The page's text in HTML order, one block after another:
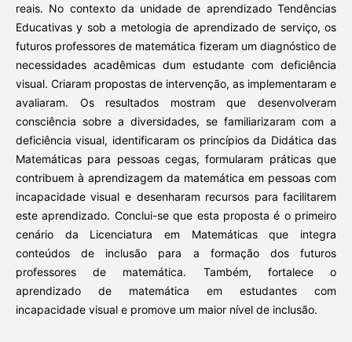
reais. No contexto da unidade de aprendizado Tendências
Educativas y sob a metologia de aprendizado de serviço, os
futuros professores de matemática fizeram um diagnóstico de
necessidades acadêmicas dum estudante com deficiência
visual. Criaram propostas de intervenção, as implementaram e
avaliaram. Os resultados mostram que desenvolveram
consciência sobre a diversidades, se familiarizaram com a
deficiência visual, identificaram os princípios da Didática das
Matemáticas para pessoas cegas, formularam práticas que
contribuem à aprendizagem da matemática em pessoas com
incapacidade visual e desenharam recursos para facilitarem
este aprendizado. Conclui-se que esta proposta é o primeiro
cenário da Licenciatura em Matemáticas que integra
conteúdos de inclusão para a formação dos futuros
professores de matemática. Também, fortalece o
aprendizado de matemática em estudantes com
incapacidade visual e promove um maior nível de inclusão.